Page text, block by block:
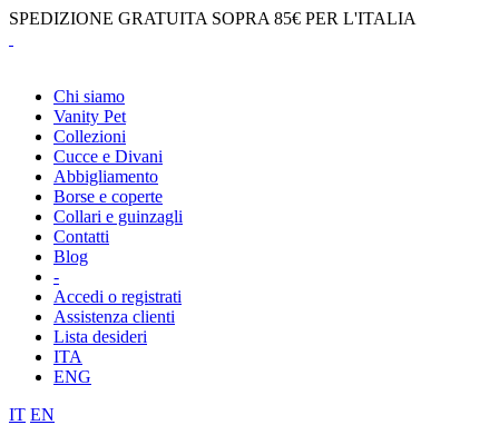
SPEDIZIONE GRATUITA SOPRA 85€ PER L'ITALIA
Chi siamo
Vanity Pet
Collezioni
Cucce e Divani
Abbigliamento
Borse e coperte
Collari e guinzagli
Contatti
Blog
-
Accedi o registrati
Assistenza clienti
Lista desideri
ITA
ENG
IT EN